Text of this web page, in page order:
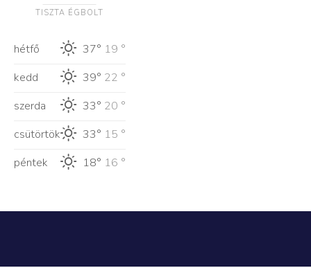
TISZTA ÉGBOLT
hétfő 37° 19 °
kedd
39° 22 °
szerda
33° 20 °
csütörtök
33° 15 °
péntek
18° 16 °